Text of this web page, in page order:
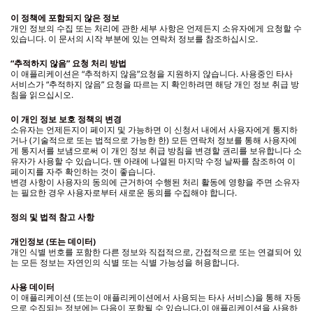
이 정책에 포함되지 않은 정보
개인 정보의 수집 또는 처리에 관한 세부 사항은 언제든지 소유자에게 요청할 수
있습니다. 이 문서의 시작 부분에 있는 연락처 정보를 참조하십시오.
“추적하지 않음” 요청 처리 방법
이 애플리케이션은 “추적하지 않음”요청을 지원하지 않습니다. 사용중인 타사
서비스가 “추적하지 않음” 요청을 따르는 지 확인하려면 해당 개인 정보 취급 방
침을 읽으십시오.
이 개인 정보 보호 정책의 변경
소유자는 언제든지이 페이지 및 가능하면 이 신청서 내에서 사용자에게 통지하
거나 (기술적으로 또는 법적으로 가능한 한) 모든 연락처 정보를 통해 사용자에
게 통지서를 보냄으로써 이 개인 정보 취급 방침을 변경할 권리를 보유합니다 소
유자가 사용할 수 있습니다. 맨 아래에 나열된 마지막 수정 날짜를 참조하여 이
페이지를 자주 확인하는 것이 좋습니다.
변경 사항이 사용자의 동의에 근거하여 수행된 처리 활동에 영향을 주면 소유자
는 필요한 경우 사용자로부터 새로운 동의를 수집해야 합니다.
정의 및 법적 참고 사항
개인정보 (또는 데이터)
개인 식별 번호를 포함한 다른 정보와 직접적으로, 간접적으로 또는 연결되어 있
는 모든 정보는 자연인의 식별 또는 식별 가능성을 허용합니다.
사용 데이터
이 애플리케이션 (또는이 애플리케이션에서 사용되는 타사 서비스)을 통해 자동
으로 수집되는 정보에는 다음이 포함될 수 있습니다.이 애플리케이션을 사용하